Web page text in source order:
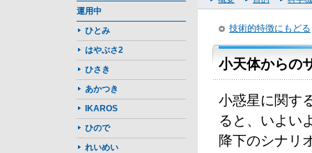
技術的特徴にもどる
小天体からの
小惑星に関す
ると、いよい
降下のシナリ
運用中
ひとみ
はやぶさ2
ひさき
あかつき
IKAROS
ひので
れいめい